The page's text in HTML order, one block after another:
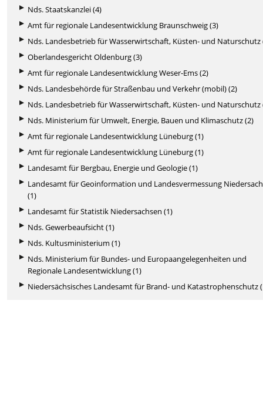
Nds. Staatskanzlei (4)
Amt für regionale Landesentwicklung Braunschweig (3)
Nds. Landesbetrieb für Wasserwirtschaft, Küsten- und Naturschutz
Oberlandesgericht Oldenburg (3)
Amt für regionale Landesentwicklung Weser-Ems (2)
Nds. Landesbehörde für Straßenbau und Verkehr (mobil) (2)
Nds. Landesbetrieb für Wasserwirtschaft, Küsten- und Naturschutz
Nds. Ministerium für Umwelt, Energie, Bauen und Klimaschutz (2)
Amt für regionale Landesentwicklung Lüneburg (1)
Amt für regionale Landesentwicklung Lüneburg (1)
Landesamt für Bergbau, Energie und Geologie (1)
Landesamt für Geoinformation und Landesvermessung
(1)
Landesamt für Statistik Niedersachsen (1)
Nds. Gewerbeaufsicht (1)
Nds. Kultusministerium (1)
Nds. Ministerium für Bundes- und Europaangelegenheiten und
Regionale Landesentwicklung (1)
Niedersächsisches Landesamt für Brand- und Katastrophenschutz